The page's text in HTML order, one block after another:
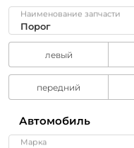
Наименование запчасти
левый
передний
Автомобиль
Марка